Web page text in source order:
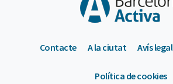
Contacte A la ciutat Avís legal
Política de cookies